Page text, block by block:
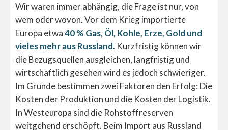
Wir waren immer abhängig, die Frage ist nur, von
wem oder wovon. Vor dem Krieg importierte
Europa etwa40 % Gas, Öl, Kohle, Erze, Gold und
vieles mehr aus Russland. Kurzfristig können wir
die Bezugsquellen ausgleichen, langfristig und
wirtschaftlich gesehen wird es jedoch schwieriger.
Im Grunde bestimmen zwei Faktoren den Erfolg: Die
Kosten der Produktion und die Kosten der Logistik.
In Westeuropa sind die Rohstoffreserven
weitgehend erschöpft. Beim Import aus Russland